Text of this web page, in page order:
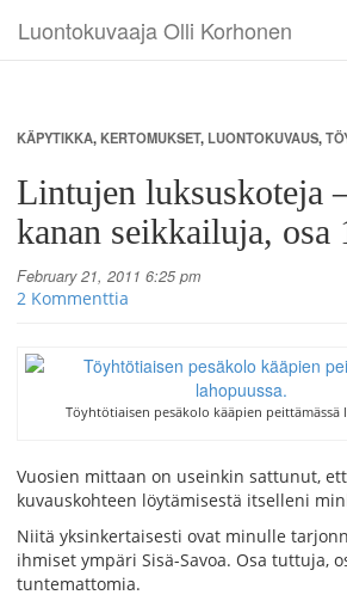
Luontokuvaaja Olli Korhonen
KÄPYTIKKA,KERTOMUKSET, LUONTOKUVAUS,
Lintujen luksuskoteja
kanan seikkailuja, osa
February 21, 2011 6:25 pm
2 Kommenttia
Töyhtötiaisen pesäkolo kääpien peittämässä
Vuosien mittaan on useinkin sattunut,
kuvauskohteen löytämisestä itselleni
Niitä yksinkertaisesti ovat minulle
ihmiset ympäri Sisä-Savoa. Osa tuttuja,
tuntemattomia.